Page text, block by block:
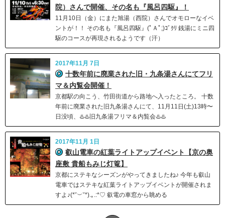
院）さんで開催、その名も『風呂四駆』！
11月10日（金）にまた旭湯（西院）さんでオモローなイベ
ントが！！ その名も『風呂四駆』(ﾟＡﾟ;)ｺﾞｸﾘ 銭湯にミニ四
駆のコースが再現されるようです（汗）
2017年11月 7日
十数年前に廃業された旧・九条湯さんにてフリ
マ＆内覧会開催！
京都駅の向こう、竹田街道から路地へ入ったところ。 十数
年前に廃業された旧九条湯さんにて、11月11日(土)13時〜
日没頃、♨️♨️旧九条湯フリマ＆内覧会♨️♨️
2017年11月 1日
叡山電車の紅葉ライトアップイベント【京の奥
座敷 貴船もみじ灯篭】
京都にステキなシーズンがやってきましたね♪ 今年も叡山
電車ではステキな紅葉ライトアップイベントが開催されま
すよ♪(*˘︶˘*).｡.:*♡ 叡電の車窓から眺める